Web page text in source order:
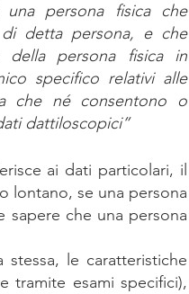
persona fisica che
di detta persona, e che
della persona fisica in
specifico relativi alle
che né consentono o
dattiloscopici”
ai dati particolari, il
lontano, se una persona
sapere che una persona
tramite esami specifici),